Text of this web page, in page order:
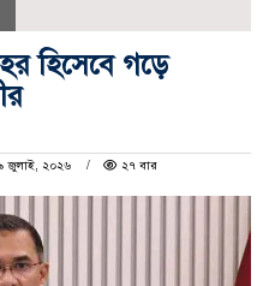
হিসেবে গড়ে
জুলাই, ২০২৬
২৭ বার